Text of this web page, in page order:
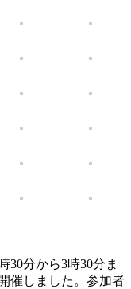
30分から3時30分ま
催しました。参加者